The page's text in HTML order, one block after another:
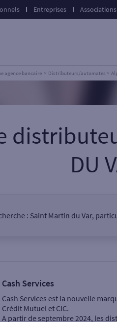
Entreprises Associations
agence bancaire Distributeurs/automates
DU
: Saint Martin du Var,
Cash Services
Cash Services est la nouvelle
Crédit Mutuel et CIC.
A partir de septembre 2024, les